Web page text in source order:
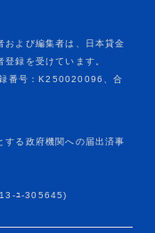
および編集者は、日本貸金
録を受けています。
番号：K250020096、合
する政府機関への届出済事
13-ﾕ-305645)